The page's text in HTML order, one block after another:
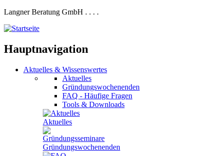
Langner Beratung GmbH . . . .
Hauptnavigation
Aktuelles & Wissenswertes
Aktuelles
Gründungswochenenden
FAQ - Häufige Fragen
Tools & Downloads
Aktuelles
Gründungswochenenden